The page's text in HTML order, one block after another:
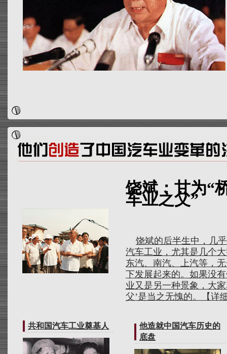
饶斌：甘为“
车业之父”
饶斌的后半生中，几
汽车工业，尤其是几个
东汽、南汽、上汽等，
下发展起来的。如果没
业又是另一种景象，大
父’是当之无愧的。
【详
共和国汽车工业奠基人
他造就中国汽车历史的
底盘